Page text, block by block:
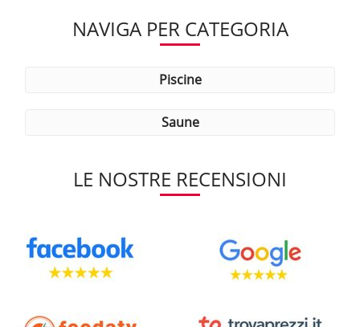
NAVIGA PER CATEGORIA
piscine
saune
LE NOSTRE RECENSIONI